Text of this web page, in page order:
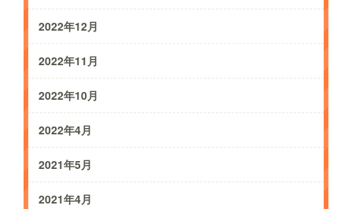
2022年12月
2022年11月
2022年10月
2022年4月
2021年5月
2021年4月